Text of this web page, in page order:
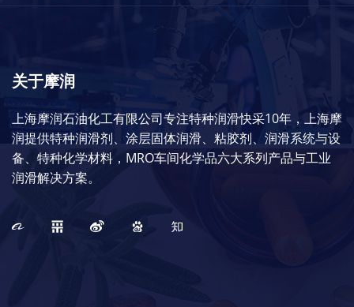
关于摩润
上海摩润石油化工有限公司专注特种润滑快采10年，上海摩
润提供特种润滑剂、涂层固体润滑、粘胶剂、润滑系统与设
备、特种化学材料，MRO车间化学品六大系列产品与工业
润滑解决方案。